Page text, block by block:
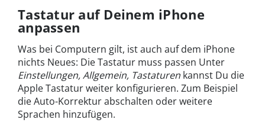
Tastatur auf Deinem iPhone
anpassen
Was bei Computern gilt, ist auch auf dem iPhone
nichts Neues: Die Tastatur muss passen Unter
Einstellungen, Allgemein, Tastaturen kannst Du die
Apple Tastatur weiter konfigurieren. Zum Beispiel
die Auto-Korrektur abschalten oder weitere
Sprachen hinzufügen.